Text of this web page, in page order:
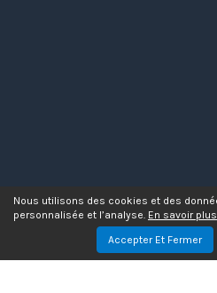
Nous utilisons des cookies et des
personnalisée et l’analyse. En savoir plus
Accepter Et Fermer